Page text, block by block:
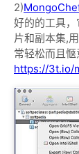
2)
好的的工具
片和副本集,
常轻松而且惬
https://3t.io/